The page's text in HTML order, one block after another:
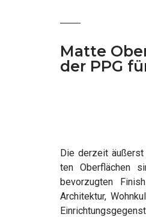
Matte
der PPG
Die der­zeit
ten Ober­flä­chen
bevor­zug­ten
Archi­tek­tur,